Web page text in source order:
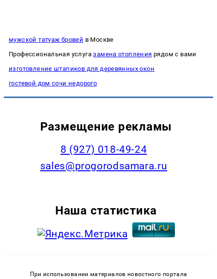
мужской татуаж бровей в Москве
Профессиональная услугазамена отопления рядом с вами
изготовление штапиков для деревянных окон
гостевой дом сочи недорого
Размещение рекламы
8 (927) 018-49-24
sales@progorodsamara.ru
Наша статистика
При использовании материалов новостного портала